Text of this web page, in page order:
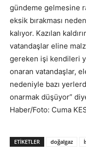
gündeme gelmesine
eksik bırakması
kalıyor. Kazılan
vatandaşlar eline
gereken işi kendileri
onaran vatandaşlar,
nedeniyle bazı
onarmak düşüyor”
Haber/Foto: Cuma
ETIKETLER doğalgaz